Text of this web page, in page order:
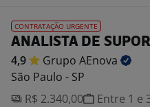
CONTRATAÇÃO URGENTE
ANALISTA DE
4,9 Grupo AEnova
São Paulo - SP
R$ 2.340,00
Entre 1 e